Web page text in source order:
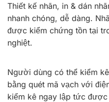
Thiết kế nhãn, in & dán
nhanh chóng, dễ dàng.
được kiểm chứng tồn tại
nghiệt.
Người dùng có thể kiểm
bằng quét mã vạch với
kiểm kê ngay lập tức